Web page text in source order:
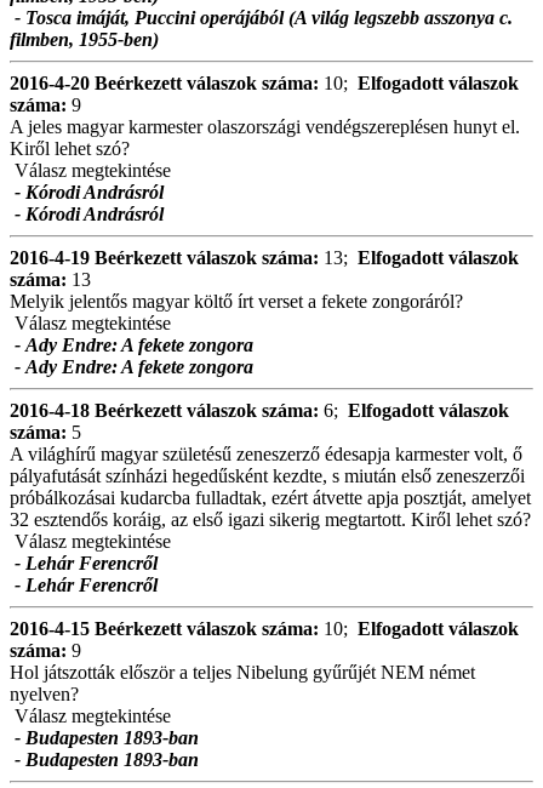
- Tosca imáját, Puccini operájából (A világ legszebb asszonya c.
filmben, 1955-ben)
2016-4-20 Beérkezett válaszok száma: 10; Elfogadott válaszok
száma: 9
A jeles magyar karmester olaszországi vendégszereplésen hunyt el.
Kiről lehet szó?
Válasz megtekintése
- Kórodi Andrásról
- Kórodi Andrásról
2016-4-19 Beérkezett válaszok száma: 13; Elfogadott válaszok
száma: 13
Melyik jelentős magyar költő írt verset a fekete zongoráról?
Válasz megtekintése
- Ady Endre: A fekete zongora
- Ady Endre: A fekete zongora
2016-4-18 Beérkezett válaszok száma: 6; Elfogadott válaszok
száma: 5
A világhírű magyar születésű zeneszerző édesapja karmester volt, ő
pályafutását színházi hegedűsként kezdte, s miután első zeneszerzői
próbálkozásai kudarcba fulladtak, ezért átvette apja posztját, amelyet
32 esztendős koráig, az első igazi sikerig megtartott. Kiről lehet szó?
Válasz megtekintése
- Lehár Ferencről
- Lehár Ferencről
2016-4-15 Beérkezett válaszok száma: 10; Elfogadott válaszok
száma: 9
Hol játszották először a teljes Nibelung gyűrűjét NEM német
nyelven?
Válasz megtekintése
- Budapesten 1893-ban
- Budapesten 1893-ban